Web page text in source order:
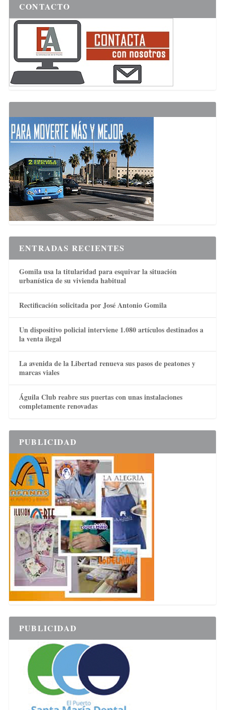
CONTACTO
ENTRADAS RECIENTES
Gomila usa la titularidad para esquivar la situación
urbanística de su vivienda habitual
Rectificación solicitada por José Antonio Gomila
Un dispositivo policial interviene 1.080 artículos destinados a
la venta ilegal
La avenida de la Libertad renueva sus pasos de peatones y
marcas viales
Águila Club reabre sus puertas con unas instalaciones
completamente renovadas
PUBLICIDAD
PUBLICIDAD